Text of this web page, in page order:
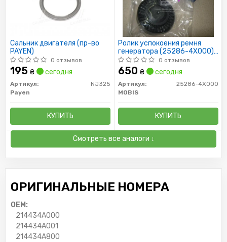
Сальник двигателя (пр-во
PAYEN)
0 отзывов
195 ₴ сегодня
Артикул:
NJ325
Payen
КУПИТЬ
Ролик успокоения ремня
генератора (25286-4X000)
MOBIS
0 отзывов
650 ₴ сегодня
Артикул:
25286-4X000
MOBIS
КУПИТЬ
Смотреть все аналоги ↓
ОРИГИНАЛЬНЫЕ НОМЕРА
OEM:
214434A000
214434A001
214434A800